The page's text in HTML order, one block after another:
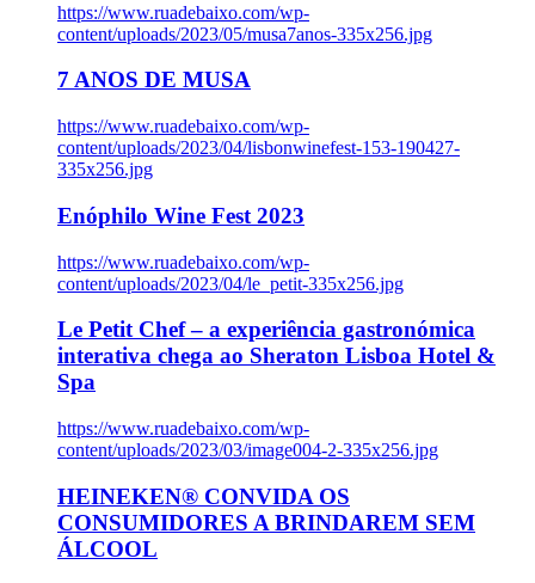
https://www.ruadebaixo.com/wp-
content/uploads/2023/05/musa7anos-335x256.jpg
7 ANOS DE MUSA
https://www.ruadebaixo.com/wp-
content/uploads/2023/04/lisbonwinefest-153-190427-
335x256.jpg
Enóphilo Wine Fest 2023
https://www.ruadebaixo.com/wp-
content/uploads/2023/04/le_petit-335x256.jpg
Le Petit Chef – a experiência gastronómica
interativa chega ao Sheraton Lisboa Hotel &
Spa
https://www.ruadebaixo.com/wp-
content/uploads/2023/03/image004-2-335x256.jpg
HEINEKEN® CONVIDA OS
CONSUMIDORES A BRINDAREM SEM
ÁLCOOL